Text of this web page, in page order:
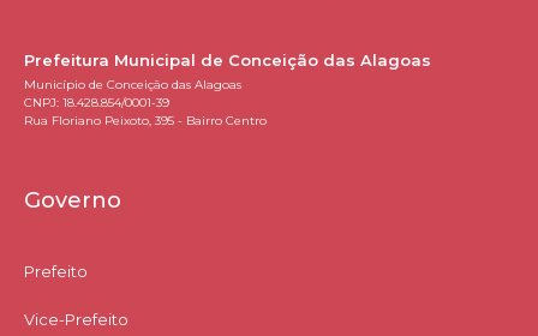
Prefeitura Municipal de Conceição das Alagoas
Município de Conceição das Alagoas
CNPJ: 18.428.854/0001-39
Rua Floriano Peixoto, 395 - Bairro Centro
Governo
Prefeito
Vice-Prefeito